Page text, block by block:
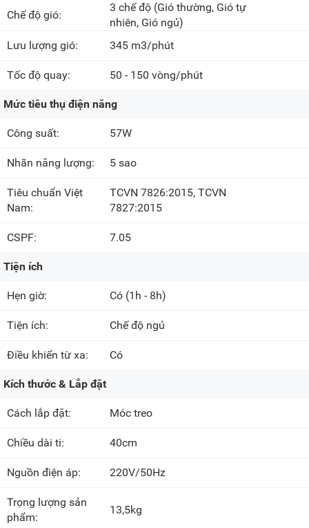
Chế độ gió:
3 chế độ (Gió thường, Gió tự
nhiên, Gió ngủ)
Lưu lượng gió:
345 m3/phút
Tốc độ quay: 50 - 150 vòng/phút
Mức tiêu thụ điện năng
Công suất: 57W
Nhãn năng lượng: 5 sao
Tiêu chuẩn Việt
Nam:
TCVN 7826:2015, TCVN
7827:2015
CSPF: 7.05
Tiện ích
Hẹn giờ: Có (1h - 8h)
Tiện ích: Chế độ ngủ
Điều khiển từ xa: Có
Kích thước & Lắp đặt
Cách lắp đặt: Móc treo
Chiều dài ti: 40cm
Nguồn điện áp: 220V/50Hz
Trọng lượng sản
phẩm:
13,5kg